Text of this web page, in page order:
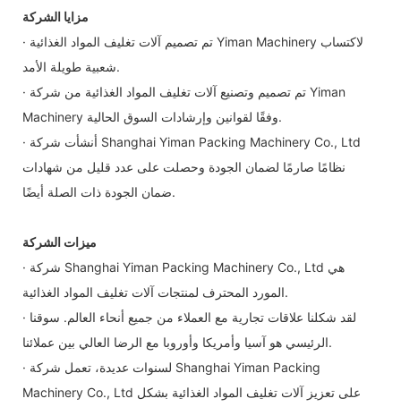
مزايا الشركة
· تم تصميم آلات تغليف المواد الغذائية Yiman Machinery لاكتساب
شعبية طويلة الأمد.
· تم تصميم وتصنيع آلات تغليف المواد الغذائية من شركة Yiman
Machinery وفقًا لقوانين وإرشادات السوق الحالية.
· أنشأت شركة Shanghai Yiman Packing Machinery Co., Ltd
نظامًا صارمًا لضمان الجودة وحصلت على عدد قليل من شهادات
ضمان الجودة ذات الصلة أيضًا.
ميزات الشركة
· شركة Shanghai Yiman Packing Machinery Co., Ltd هي
المورد المحترف لمنتجات آلات تغليف المواد الغذائية.
· لقد شكلنا علاقات تجارية مع العملاء من جميع أنحاء العالم. سوقنا
الرئيسي هو آسيا وأمريكا وأوروبا مع الرضا العالي بين عملائنا.
· لسنوات عديدة، تعمل شركة Shanghai Yiman Packing
Machinery Co., Ltd على تعزيز آلات تغليف المواد الغذائية بشكل